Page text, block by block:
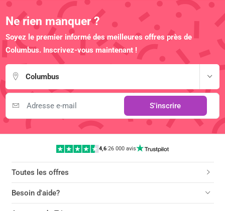
Ne rien manquer ?
Soyez le premier informé des meilleures offres près de
Columbus. Inscrivez-vous maintenant !
Columbus
S'inscrire
4,6|26 000 avis
Toutes les offres
Besoin d'aide?